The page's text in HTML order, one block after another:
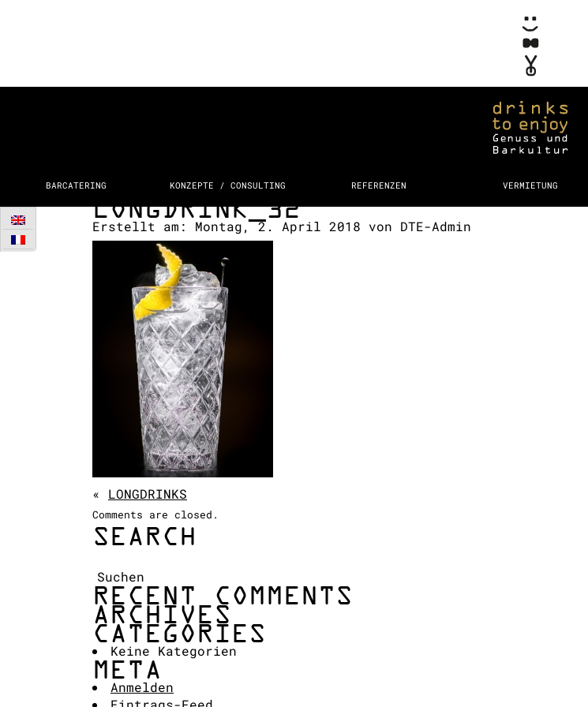
BARCATERING KONZEPTE / CONSULTING REFERENZEN VERMIETUNG
LONGDRINK_32
Erstellt am: Montag, 2. April 2018 von DTE-Admin
« LONGDRINKS
Comments are closed.
SEARCH
RECENT COMMENTS
ARCHIVES
CATEGORIES
Keine Kategorien
META
Anmelden